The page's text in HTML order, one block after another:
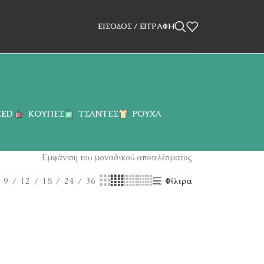
ΕΊΣΟΔΟΣ / ΕΓΓΡΑΦΉ
ΚΟΎΠΕΣ ΤΣΆΝΤΕΣ ΡΟΎΧΑ
Εμφάνιση του μοναδικού αποτελέσματος
9 12 18 24 36 Φίλτρα